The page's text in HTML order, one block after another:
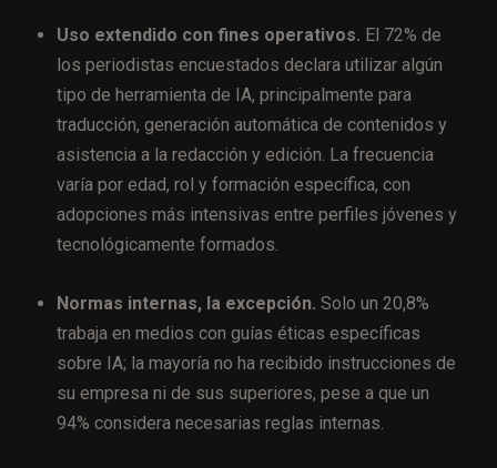
Uso extendido con fines operativos. El 72% de
los periodistas encuestados declara utilizar algún
tipo de herramienta de IA, principalmente para
traducción, generación automática de contenidos y
asistencia a la redacción y edición. La frecuencia
varía por edad, rol y formación específica, con
adopciones más intensivas entre perfiles jóvenes y
tecnológicamente formados.
Normas internas, la excepción. Solo un 20,8%
trabaja en medios con guías éticas específicas
sobre IA; la mayoría no ha recibido instrucciones de
su empresa ni de sus superiores, pese a que un
94% considera necesarias reglas internas.